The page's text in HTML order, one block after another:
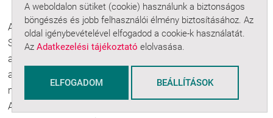
Az adatokat elsődlegesen a Szolgáltató, illetve a
Szolgáltató belső munkatársai jogosultak megismerni,
azokat nem teszik közzé, harmadik személyek részére nem
adják át és csak az Adatkezelési tájékoztatóban
meghatározott célokra használják, illetve használhatják fel.
Az alapul fekvő informatikai rendszer üzemeltetése, a
A weboldalon sütiket (cookie) használunk a biztonságos
böngészés és jobb felhasználói élmény biztosításához. Az
oldal igénybevételével elfogadod a cookie-k használatát.
AzAdatkezelési tájékoztató elolvasása.
ELFOGADOM BEÁLLÍTÁSOK